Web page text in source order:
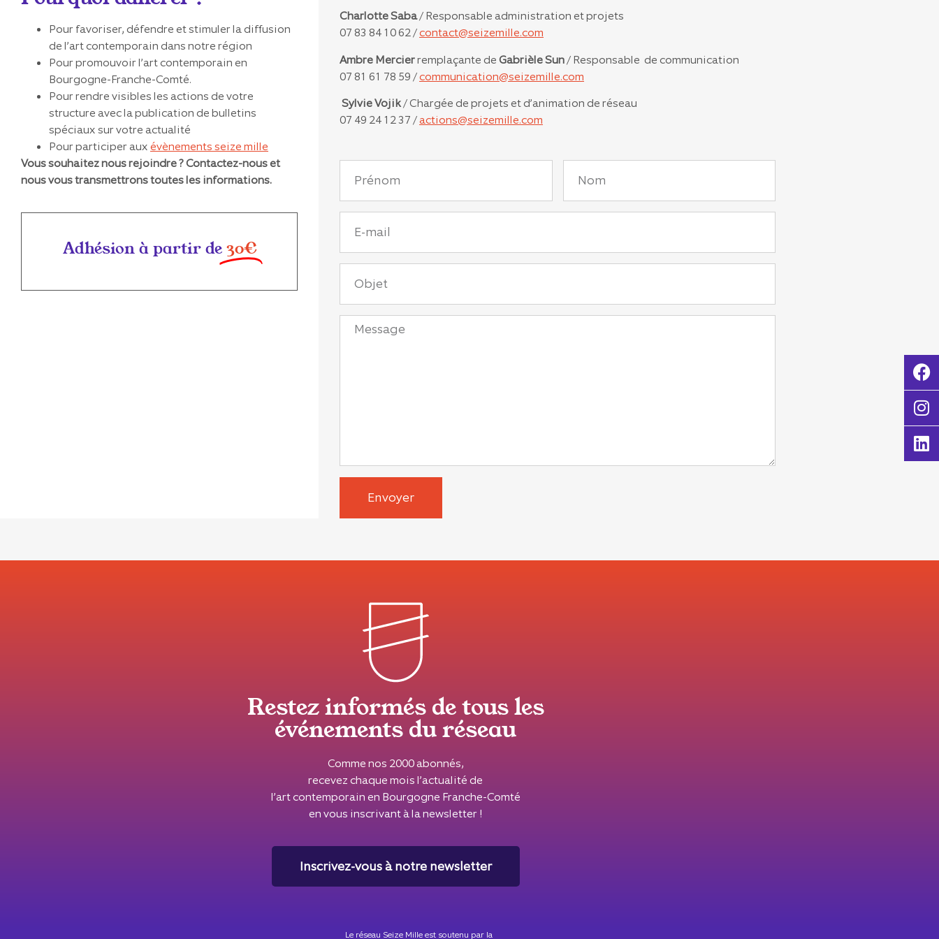
Pour favoriser, défendre et stimuler la diffusion
de l’art contemporain dans notre région
Pour promouvoir l’art contemporain en
Bourgogne-Franche-Comté.
Pour rendre visibles les actions de votre
structure avec la publication de bulletins
spéciaux sur votre actualité
Pour participer auxévènements seize mille
Vous souhaitez nous rejoindre ? Contactez-nous et
nous vous transmettrons toutes les informations.
Adhésion à partir de 30€
Charlotte Saba/ Responsable administration et projets
07 83 84 10 62 /contact@seizemille.com
Ambre Mercierremplaçante deGabrièle Sun/ Responsable de communication
07 81 61 78 59 /communication@seizemille.com
Sylvie Vojik/ Chargée de projets et d’animation de réseau
07 49 24 12 37 /actions@seizemille.com
Envoyer
Restez informés de tous les
événements du réseau
Comme nos 2000 abonnés,
recevez chaque mois l’actualité de
l’art contemporain en Bourgogne Franche-Comté
en vous inscrivant à la newsletter !
Inscrivez-vous à notre newsletter
Le réseau Seize Mille est soutenu par la